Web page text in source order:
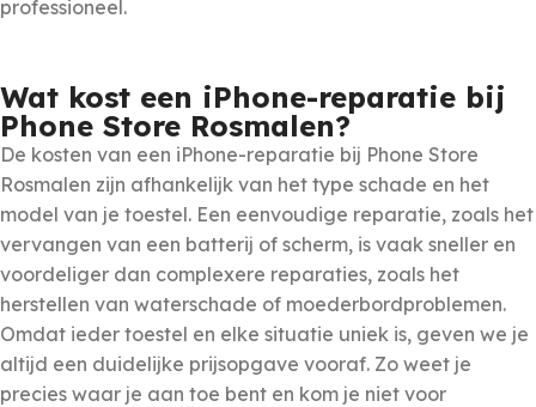
professioneel.
Wat kost een iPhone-reparatie bij
Phone Store Rosmalen?
De kosten van een iPhone-reparatie bij Phone Store
Rosmalen zijn afhankelijk van het type schade en het
model van je toestel. Een eenvoudige reparatie, zoals het
vervangen van een batterij of scherm, is vaak sneller en
voordeliger dan complexere reparaties, zoals het
herstellen van waterschade of moederbordproblemen.
Omdat ieder toestel en elke situatie uniek is, geven we je
altijd een duidelijke prijsopgave vooraf. Zo weet je
precies waar je aan toe bent en kom je niet voor